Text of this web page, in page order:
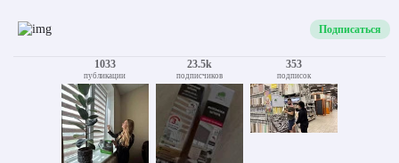
Подписаться
1033
публикации
23.5k
подписчиков
353
подписок